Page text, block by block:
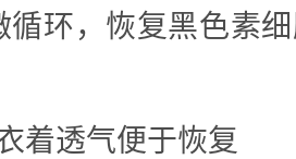
循环，恢复黑色素
着透气便于恢复